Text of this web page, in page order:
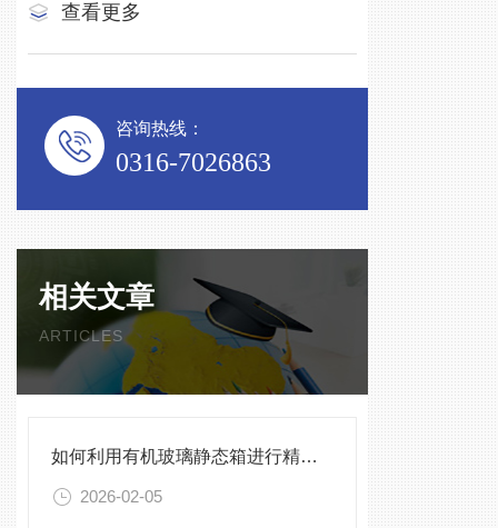
查看更多
咨询热线：
0316-7026863
相关文章
ARTICLES
如何利用有机玻璃静态箱进行精确的环境模拟观测？
2026-02-05